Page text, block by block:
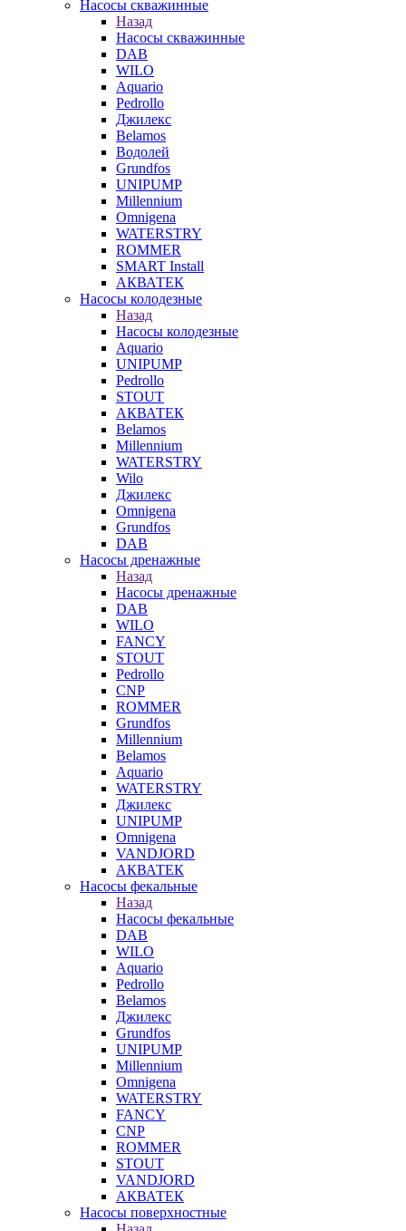
Насосы скважинные
Назад
Насосы скважинные
DAB
WILO
Aquario
Pedrollo
Джилекс
Belamos
Водолей
Grundfos
UNIPUMP
Millennium
Omnigena
WATERSTRY
ROMMER
SMART Install
АКВАТЕК
Насосы колодезные
Назад
Насосы колодезные
Aquario
UNIPUMP
Pedrollo
STOUT
АКВАТЕК
Belamos
Millennium
WATERSTRY
Wilo
Джилекс
Omnigena
Grundfos
DAB
Насосы дренажные
Назад
Насосы дренажные
DAB
WILO
FANCY
STOUT
Pedrollo
CNP
ROMMER
Grundfos
Millennium
Belamos
Aquario
WATERSTRY
Джилекс
UNIPUMP
Omnigena
VANDJORD
АКВАТЕК
Насосы фекальные
Назад
Насосы фекальные
DAB
WILO
Aquario
Pedrollo
Belamos
Джилекс
Grundfos
UNIPUMP
Millennium
Omnigena
WATERSTRY
FANCY
CNP
ROMMER
STOUT
VANDJORD
АКВАТЕК
Насосы поверхностные